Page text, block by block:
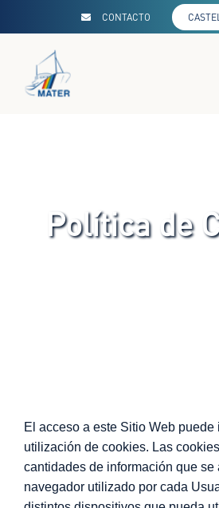
contenido
CONTACTO
Política de
El acceso a este Sitio Web puede
utilización de cookies. Las
cantidades de información que se
navegador utilizado por cada